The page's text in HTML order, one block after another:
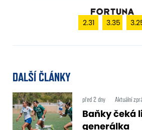
2.31 3.35
DALŠÍ ČLÁNKY
před 2 dny Aktuální
Baňky čeká
generálka